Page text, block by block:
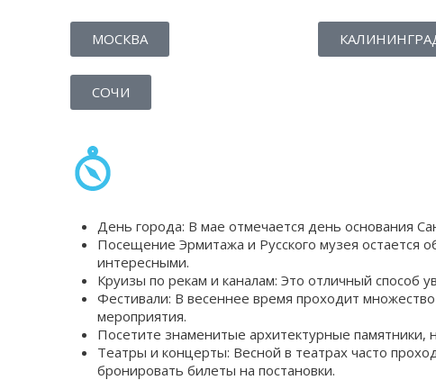
МОСКВА
СОЧИ
День города: В мае отмечается день основания
Посещение Эрмитажа и Русского музея остается
интересными.
Круизы по рекам и каналам: Это отличный способ
Фестивали: В весеннее время проходит
мероприятия.
Посетите знаменитые архитектурные памятники,
Театры и концерты: Весной в театрах часто
бронировать билеты на постановки.